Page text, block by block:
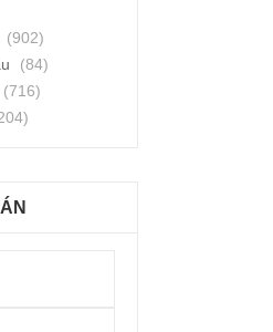
(902)
(84)
(716)